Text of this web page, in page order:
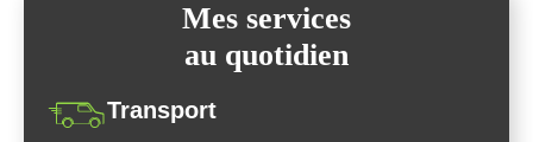
Mes services
au quotidien
Transport